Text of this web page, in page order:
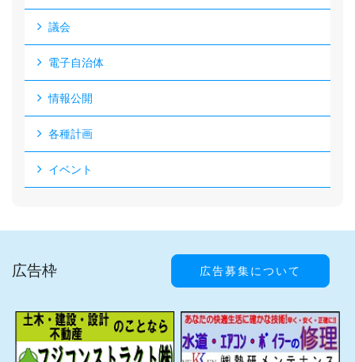
議会
電子自治体
情報公開
各種計画
イベント
広告枠 広告募集について